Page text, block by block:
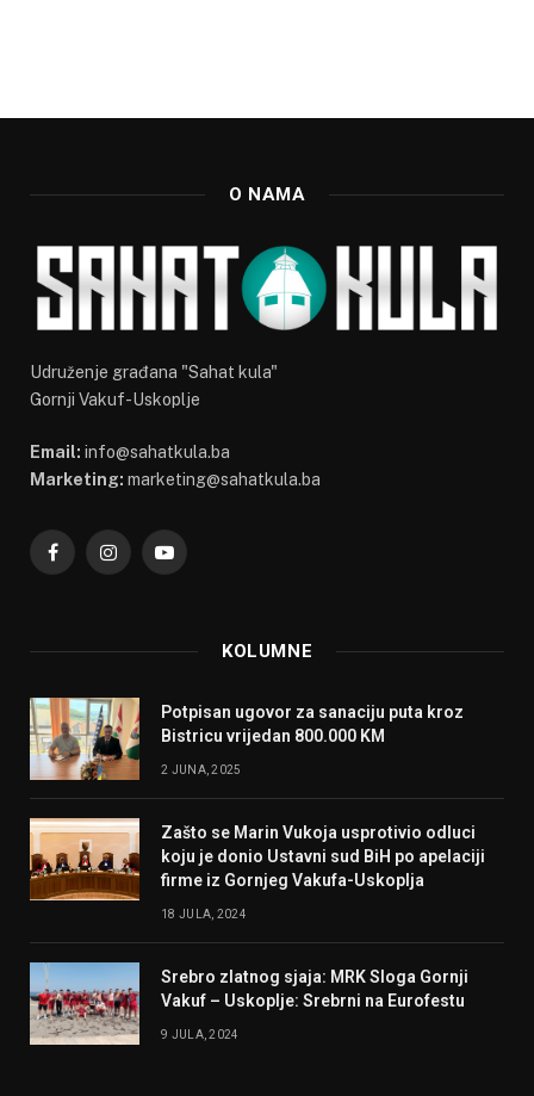
O NAMA
Udruženje građana "Sahat kula"
Gornji Vakuf-Uskoplje
Email: info@sahatkula.ba
Marketing: marketing@sahatkula.ba
FacebookInstagramYouTube
KOLUMNE
Potpisan ugovor za sanaciju puta kroz
Bistricu vrijedan 800.000 KM
2 JUNA, 2025
Zašto se Marin Vukoja usprotivio odluci
koju je donio Ustavni sud BiH po apelaciji
firme iz Gornjeg Vakufa-Uskoplja
18 JULA, 2024
Srebro zlatnog sjaja: MRK Sloga Gornji
Vakuf – Uskoplje: Srebrni na Eurofestu
9 JULA, 2024